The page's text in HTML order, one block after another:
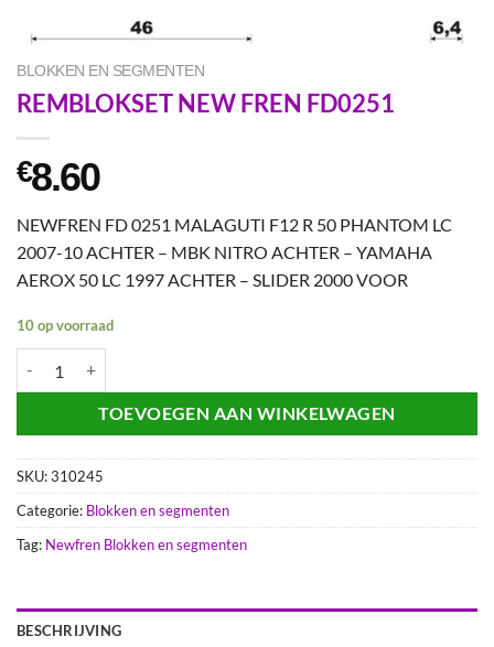
BLOKKEN EN SEGMENTEN
REMBLOKSET NEW FREN FD0251
€8.60
NEWFREN FD 0251 MALAGUTI F12 R 50 PHANTOM LC
2007-10 ACHTER – MBK NITRO ACHTER – YAMAHA
AEROX 50 LC 1997 ACHTER – SLIDER 2000 VOOR
10 op voorraad
TOEVOEGEN AAN WINKELWAGEN
SKU:310245
Categorie: Blokken en segmenten
Tag: Newfren Blokken en segmenten
BESCHRIJVING